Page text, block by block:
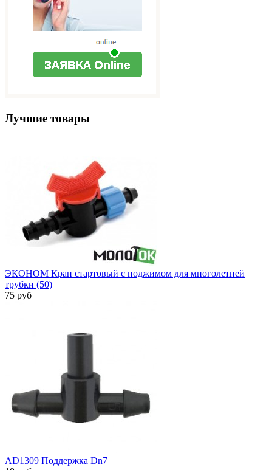
Лучшие товары
ЭКОНОМ Кран стартовый с поджимом для многолетней
трубки (50)
75 руб
AD1309 Поддержка Dn7